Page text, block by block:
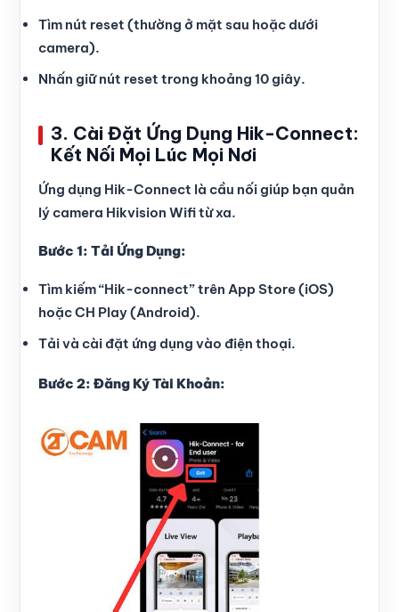
Tìm nút reset (thường ở mặt sau hoặc dưới
camera).
Nhấn giữ nút reset trong khoảng 10 giây.
3. Cài Đặt Ứng Dụng Hik-Connect:
Kết Nối Mọi Lúc Mọi Nơi
Ứng dụng Hik-Connect là cầu nối giúp bạn quản
lý camera Hikvision Wifi từ xa.
Bước 1: Tải Ứng Dụng:
Tìm kiếm “Hik-connect” trên App Store (iOS)
hoặc CH Play (Android).
Tải và cài đặt ứng dụng vào điện thoại.
Bước 2: Đăng Ký Tài Khoản: